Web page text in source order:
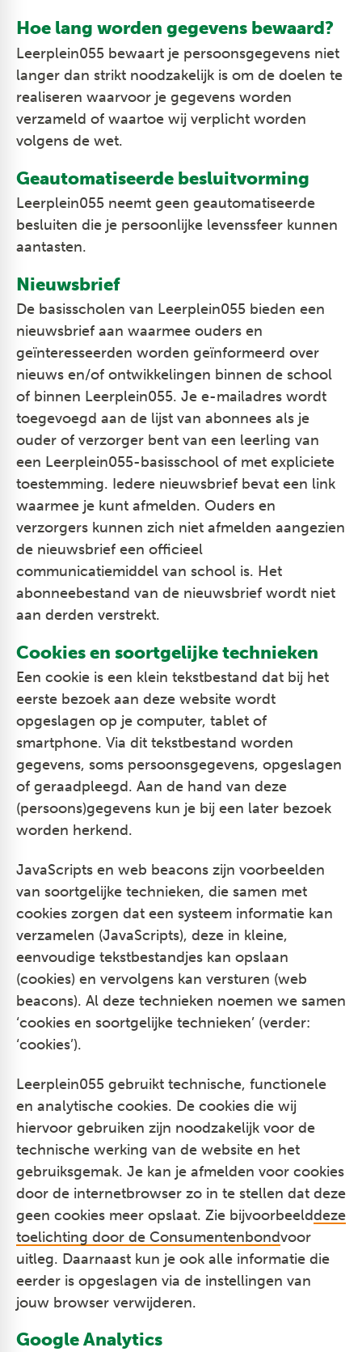
Hoe lang worden gegevens bewaard?
Leerplein055 bewaart je persoonsgegevens niet
langer dan strikt noodzakelijk is om de doelen te
realiseren waarvoor je gegevens worden
verzameld of waartoe wij verplicht worden
volgens de wet.
Geautomatiseerde besluitvorming
Leerplein055 neemt geen geautomatiseerde
besluiten die je persoonlijke levenssfeer kunnen
aantasten.
Nieuwsbrief
De basisscholen van Leerplein055 bieden een
nieuwsbrief aan waarmee ouders en
geïnteresseerden worden geïnformeerd over
nieuws en/of ontwikkelingen binnen de school
of binnen Leerplein055. Je e-mailadres wordt
toegevoegd aan de lijst van abonnees als je
ouder of verzorger bent van een leerling van
een Leerplein055-basisschool of met expliciete
toestemming. Iedere nieuwsbrief bevat een link
waarmee je kunt afmelden. Ouders en
verzorgers kunnen zich niet afmelden aangezien
de nieuwsbrief een officieel
communicatiemiddel van school is. Het
abonneebestand van de nieuwsbrief wordt niet
aan derden verstrekt.
Cookies en soortgelijke technieken
Een cookie is een klein tekstbestand dat bij het
eerste bezoek aan deze website wordt
opgeslagen op je computer, tablet of
smartphone. Via dit tekstbestand worden
gegevens, soms persoonsgegevens, opgeslagen
of geraadpleegd. Aan de hand van deze
(persoons)gegevens kun je bij een later bezoek
worden herkend.
JavaScripts en web beacons zijn voorbeelden
van soortgelijke technieken, die samen met
cookies zorgen dat een systeem informatie kan
verzamelen (JavaScripts), deze in kleine,
eenvoudige tekstbestandjes kan opslaan
(cookies) en vervolgens kan versturen (web
beacons). Al deze technieken noemen we samen
‘cookies en soortgelijke technieken’ (verder:
‘cookies’).
Leerplein055 gebruikt technische, functionele
en analytische cookies. De cookies die wij
hiervoor gebruiken zijn noodzakelijk voor de
technische werking van de website en het
gebruiksgemak. Je kan je afmelden voor cookies
door de internetbrowser zo in te stellen dat deze
geen cookies meer opslaat. Zie bijvoorbeelddeze
toelichting door de Consumentenbondvoor
uitleg. Daarnaast kun je ook alle informatie die
eerder is opgeslagen via de instellingen van
jouw browser verwijderen.
Google Analytics